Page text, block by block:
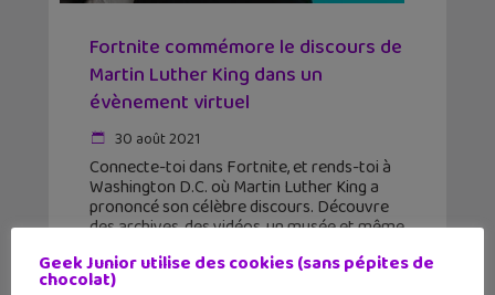
Fortnite commémore le discours de
Martin Luther King dans un
évènement virtuel
30 août 2021
Connecte-toi dans Fortnite, et rends-toi à
Washington D.C. où Martin Luther King a
prononcé son célèbre discours. Découvre
des archives, des vidéos, un musée et même
Fortnite propose à ses
Geek Junior utilise des cookies (sans pépites de
chocolat)